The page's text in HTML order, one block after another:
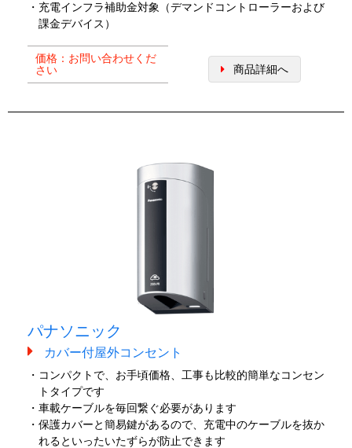
・充電インフラ補助金対象（デマンドコントローラーおよび
課金デバイス）
価格：お問い合わせくだ
さい
商品詳細へ
パナソニック
カバー付屋外コンセント
・コンパクトで、お手頃価格、工事も比較的簡単なコンセン
トタイプです
・車載ケーブルを毎回繋ぐ必要があります
・保護カバーと簡易鍵があるので、充電中のケーブルを抜か
れるといったいたずらが防止できます